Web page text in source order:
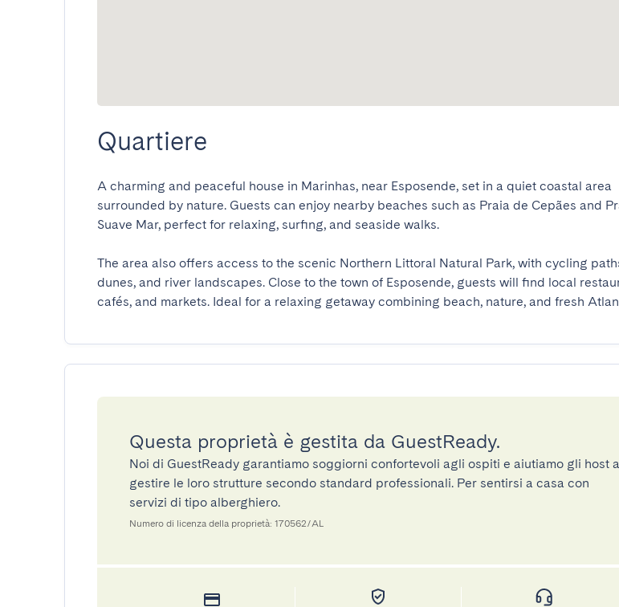
Quartiere
A charming and peaceful house in Marinhas, near Esposende, set in a quiet coastal area
surrounded by nature. Guests can enjoy nearby beaches such as Praia de Cepães and
Suave Mar, perfect for relaxing, surfing, and seaside walks.
The area also offers access to the scenic Northern Littoral Natural Park, with cycling
dunes, and river landscapes. Close to the town of Esposende, guests will find local
cafés, and markets. Ideal for a relaxing getaway combining beach, nature, and fresh
Questa proprietà è gestita da GuestReady.
Noi di GuestReady garantiamo soggiorni confortevoli agli ospiti e aiutiamo gli host a
gestire le loro strutture secondo standard professionali. Per sentirsi a casa con
servizi di tipo alberghiero.
Numero di licenza della proprietà: 170562/AL